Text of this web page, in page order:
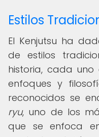
Estilos
El Kenjutsu ha
de estilos
historia, cada uno
enfoques y
reconocidos se
ryu, uno de los
que se enfoca